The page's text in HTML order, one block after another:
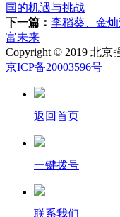
国的机遇与挑战
下一篇： 李稻葵、金
富未来
Copyright © 2019 北京
京ICP备20003596号
返回首页
一键拨号
联系我们